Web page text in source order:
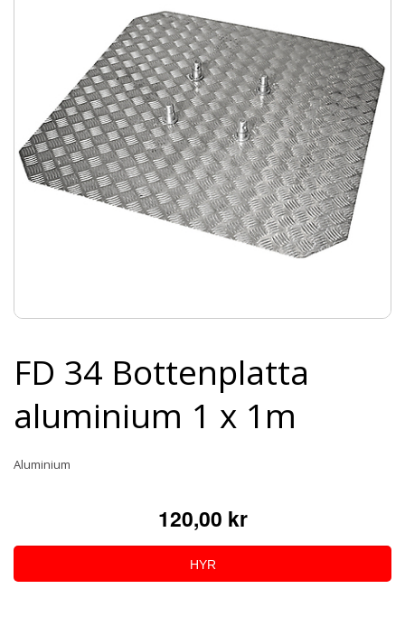
FD 34 Bottenplatta
aluminium 1 x 1m
Aluminium
120,00 kr
HYR